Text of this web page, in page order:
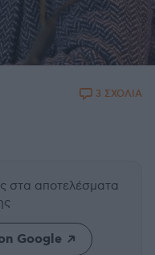
3 ΣΧΟΛΙΑ
στα αποτελέσματα
Google